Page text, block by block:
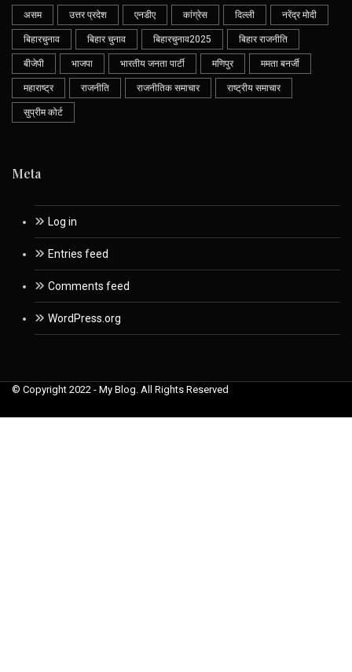
असम उत्तर प्रदेश एनडीए कांग्रेस दिल्ली नरेंद्र मोदी
बिहारचुनाव बिहार चुनाव बिहारचुनाव2025 बिहार राजनीति
बीजेपी भाजपा भारतीय जनता पार्टी मणिपुर ममता बनर्जी
महाराष्ट्र राजनीति राजनीतिक समाचार राष्ट्रीय समाचार
सुप्रीम कोर्ट
Meta
Log in
Entries feed
Comments feed
WordPress.org
© Copyright 2022 - My Blog. All Rights Reserved